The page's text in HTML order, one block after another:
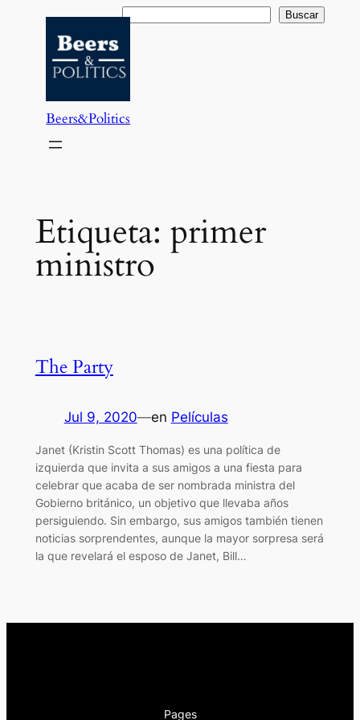
contenido
Buscar Buscar
Beers&Politics
Etiqueta: primer
ministro
The Party
Jul 9, 2020—en Películas
Janet (Kristin Scott Thomas) es una política de
izquierda que invita a sus amigos a una fiesta para
celebrar que acaba de ser nombrada ministra del
Gobierno británico, un objetivo que llevaba años
persiguiendo. Sin embargo, sus amigos también tienen
noticias sorprendentes, aunque la mayor sorpresa será
la que revelará el esposo de Janet, Bill…
Pages